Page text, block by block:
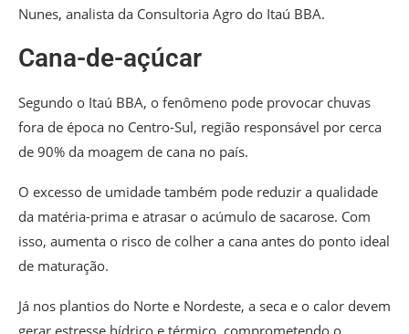
Nunes, analista da Consultoria Agro do Itaú BBA.
Cana-de-açúcar
Segundo o Itaú BBA, o fenômeno pode provocar chuvas
fora de época no Centro-Sul, região responsável por cerca
de 90% da moagem de cana no país.
O excesso de umidade também pode reduzir a qualidade
da matéria-prima e atrasar o acúmulo de sacarose. Com
isso, aumenta o risco de colher a cana antes do ponto ideal
de maturação.
Já nos plantios do Norte e Nordeste, a seca e o calor devem